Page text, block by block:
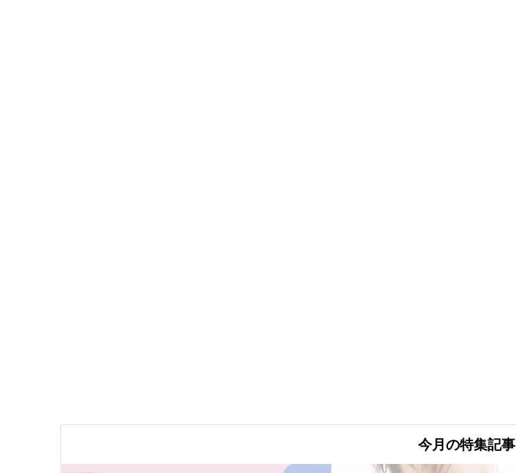
今月の特集記事